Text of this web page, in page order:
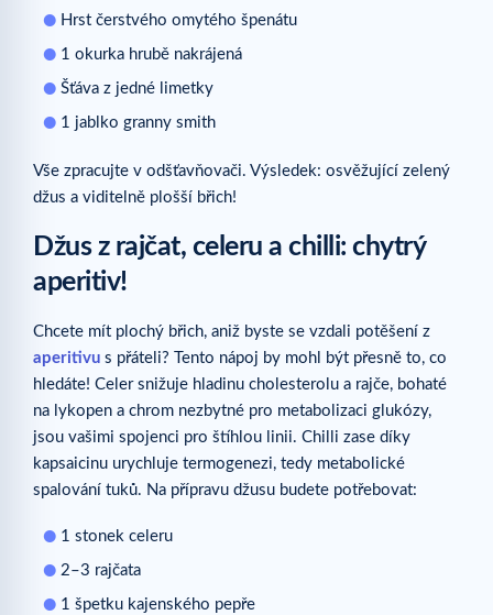
Hrst čerstvého omytého špenátu
1 okurka hrubě nakrájená
Šťáva z jedné limetky
1 jablko granny smith
Vše zpracujte v odšťavňovači. Výsledek: osvěžující zelený
džus a viditelně plošší břich!
Džus z rajčat, celeru a chilli: chytrý
aperitiv!
Chcete mít plochý břich, aniž byste se vzdali potěšení z
aperitivu s přáteli? Tento nápoj by mohl být přesně to, co
hledáte! Celer snižuje hladinu cholesterolu a rajče, bohaté
na lykopen a chrom nezbytné pro metabolizaci glukózy,
jsou vašimi spojenci pro štíhlou linii. Chilli zase díky
kapsaicinu urychluje termogenezi, tedy metabolické
spalování tuků. Na přípravu džusu budete potřebovat:
1 stonek celeru
2–3 rajčata
1 špetku kajenského pepře